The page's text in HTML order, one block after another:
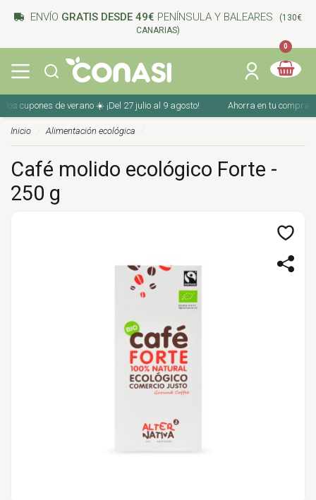
ENVÍO GRATIS DESDE 49€ PENÍNSULA Y BALEARES
(130€
CANARIAS)
0
cupones de verano ☀️ ¡Del 27 julio al 9 agosto! Ahorra en tu compra
Inicio Alimentación ecológica
Café molido ecológico Forte -
250 g